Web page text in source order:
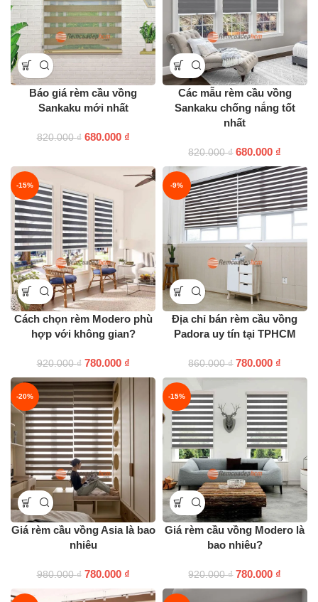
Báo giá rèm cầu vồng
Sankaku mới nhất
820.000₫ 680.000 ₫
Các mẫu rèm cầu vồng
Sankaku chống nắng tốt
nhất
820.000₫ 680.000 ₫
-15%
Cách chọn rèm Modero phù
hợp với không gian?
920.000₫ 780.000 ₫
-9%
Địa chỉ bán rèm cầu vồng
Padora uy tín tại TPHCM
860.000₫ 780.000 ₫
-20%
Giá rèm cầu vồng Asia là bao
nhiêu
980.000₫ 780.000 ₫
-15%
Giá rèm cầu vồng Modero là
bao nhiêu?
920.000₫ 780.000 ₫